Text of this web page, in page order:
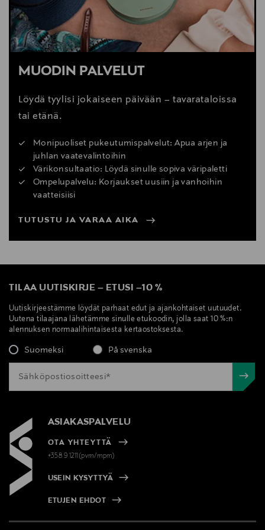
MUODIN PALVELUT
Löydä tyylisi jokaiseen päivään – tavarataloissa
tai etänä.
Monipuoliset pukeutumispalvelut: Apua arjen ja
juhlan vaatevalintoihin
Värikonsultaatio: Löydä sinulle sopiva väripaletti
Ompelupalvelu: Korjaukset uusiin ja vanhoihin
vaatteisiisi
TUTUSTU JA VARAA AIKA
TILAA UUTISKIRJE – ETUSI –10 %
Uutiskirjeestämme löydät parhaat edut ja ajankohtaiset uutuudet.
Uutena tilaajana lähetämme sinulle etukoodin, jolla saat 10 %:n
alennuksen normaalihintaisesta kertaostoksesta.
Suomeksi På svenska
ASIAKASPALVELU
OTA YHTEYTTÄ
+358 9 1211(pvm/mpm)
USEIN KYSYTTYÄ
ETUJEN EHDOT